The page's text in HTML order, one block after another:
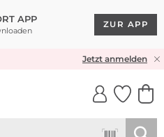
APP
ZUR APP
& RÜCKVERSANDJetzt anmelden